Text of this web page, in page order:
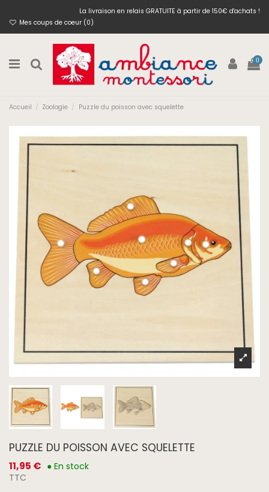
La livraison en relais GRATUITE à partir de 150€ d'achats !
Mes coups de coeur (0)
0
Accueil Zoologie Puzzle du poisson avec squelette
PUZZLE DU POISSON AVEC SQUELETTE
11,95 € ● En stock
TTC